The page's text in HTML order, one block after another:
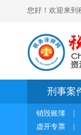
您好！欢迎来到
刑事案
销毁账簿
虚开专票